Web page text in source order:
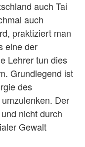
auch Tai
auch
praktiziert man
eine der
Lehrer tun dies
Grundlegend ist
des
Der
nicht durch
Gewalt